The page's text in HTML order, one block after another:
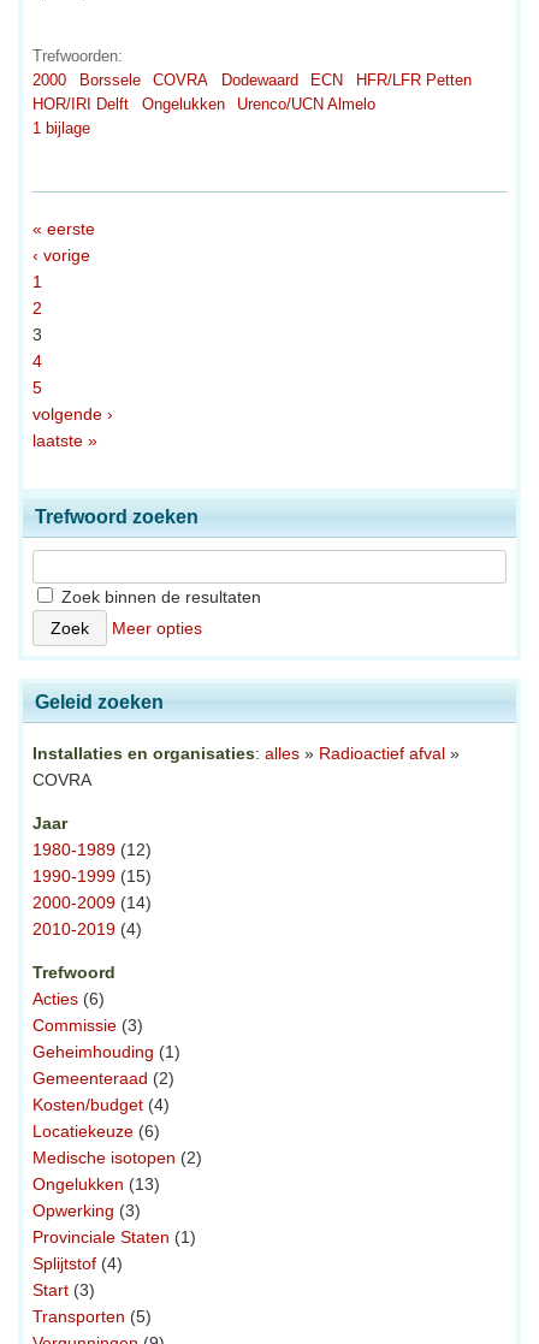
Trefwoorden:
2000
Borssele COVRA Dodewaard ECN
HFR/LFR Petten
HOR/IRI Delft
Ongelukken
Urenco/UCN Almelo
1 bijlage
« eerste
‹ vorige
1
2
3
4
5
volgende ›
laatste »
Trefwoord zoeken
Zoek binnen de resultaten
Meer opties
Geleid zoeken
Installaties en organisaties: alles » Radioactief afval »
COVRA
Jaar
1980-1989 (12)
1990-1999 (15)
2000-2009 (14)
2010-2019 (4)
Trefwoord
Acties (6)
Commissie (3)
Geheimhouding (1)
Gemeenteraad (2)
Kosten/budget (4)
Locatiekeuze (6)
Medische isotopen (2)
Ongelukken (13)
Opwerking (3)
Provinciale Staten (1)
Splijtstof (4)
Start (3)
Transporten (5)